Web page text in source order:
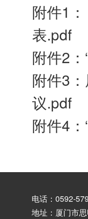
附件1
表.pdf
附件2
附件3
议.pdf
附件4
电话：0592-
地址：厦门市